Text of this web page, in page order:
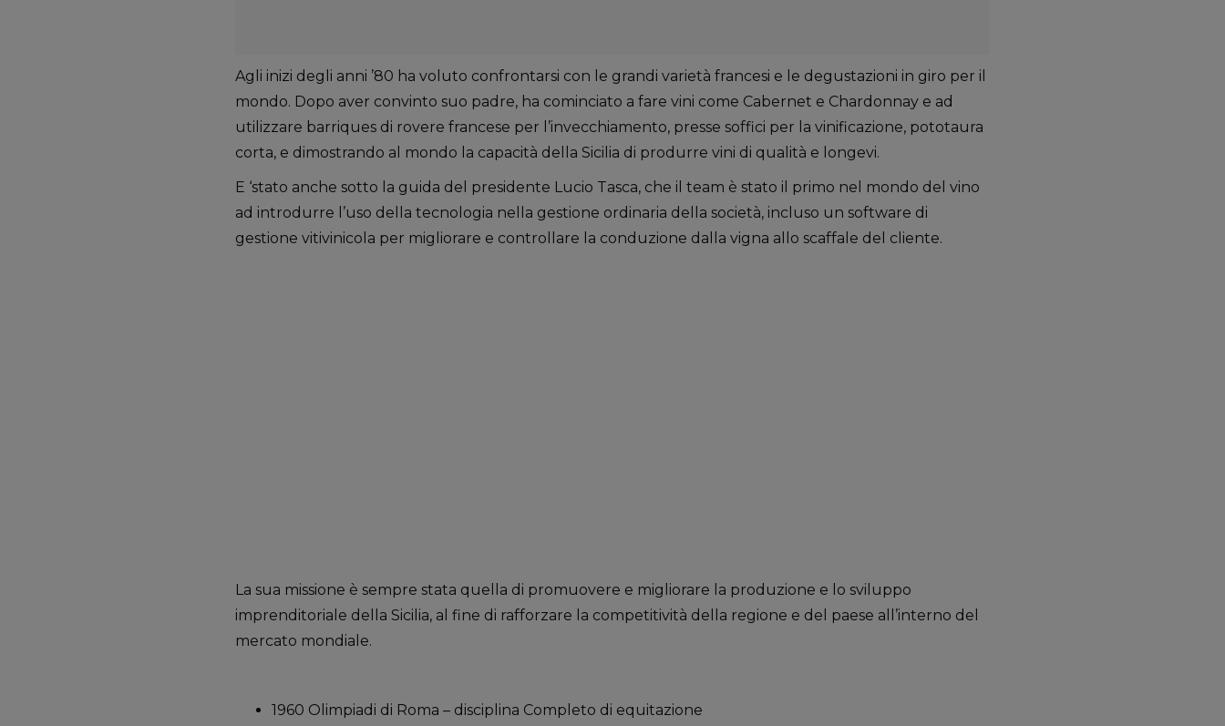
Agli inizi degli anni ’80 ha voluto confrontarsi con le grandi varietà francesi e le degustazioni in giro per il
mondo. Dopo aver convinto suo padre, ha cominciato a fare vini come Cabernet e Chardonnay e ad
utilizzare barriques di rovere francese per l’invecchiamento, presse soffici per la vinificazione, pototaura
corta, e dimostrando al mondo la capacità della Sicilia di produrre vini di qualità e longevi.
E ‘stato anche sotto la guida del presidente Lucio Tasca, che il team è stato il primo nel mondo del vino
ad introdurre l’uso della tecnologia nella gestione ordinaria della società, incluso un software di
gestione vitivinicola per migliorare e controllare la conduzione dalla vigna allo scaffale del cliente.
La sua missione è sempre stata quella di promuovere e migliorare la produzione e lo sviluppo
imprenditoriale della Sicilia, al fine di rafforzare la competitività della regione e del paese all’interno del
mercato mondiale.
1960 Olimpiadi di Roma – disciplina Completo di equitazione